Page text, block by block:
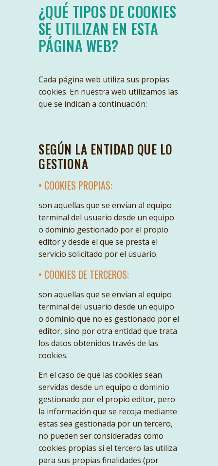
¿QUÉ TIPOS DE COOKIES
SE UTILIZAN EN ESTA
PÁGINA WEB?
Cada página web utiliza sus propias
cookies. En nuestra web utilizamos las
que se indican a continuación:
SEGÚN LA ENTIDAD QUE LO
GESTIONA
• COOKIES PROPIAS:
son aquellas que se envían al equipo
terminal del usuario desde un equipo
o dominio gestionado por el propio
editor y desde el que se presta el
servicio solicitado por el usuario.
• COOKIES DE TERCEROS:
son aquellas que se envían al equipo
terminal del usuario desde un equipo
o dominio que no es gestionado por el
editor, sino por otra entidad que trata
los datos obtenidos través de las
cookies.
En el caso de que las cookies sean
servidas desde un equipo o dominio
gestionado por el propio editor, pero
la información que se recoja mediante
estas sea gestionada por un tercero,
no pueden ser consideradas como
cookies propias si el tercero las utiliza
para sus propias finalidades (por